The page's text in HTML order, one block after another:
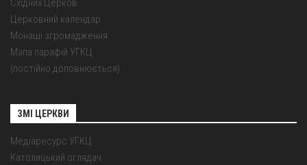
Східних Церков
Церковний календар
Монаші згромадження
Мапа парафій УГКЦ
(постійно доповнюється)
ЗМІ ЦЕРКВИ
Медіаресурс УГКЦ
Католицький оглядач